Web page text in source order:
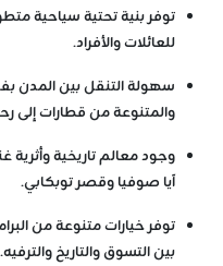
توفر بنية تحتية سياحية
للعائلات والأفراد.
سهولة التنقل بين المدن
والمتنوعة من قطارات إلى
وجود معالم تاريخية وأثرية
آيا صوفيا وقصر توبكابي.
توفر خيارات متنوعة من
بين التسوق والتاريخ والترفيه.